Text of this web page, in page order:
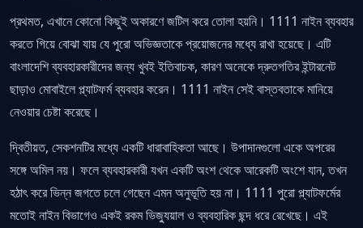
প্রথমত, এখানে কোনো কিছুই অকারণে জটিল করে তোলা হয়নি। 1111 নাইন ব্যবহার
করতে গিয়ে বোঝা যায় যে পুরো অভিজ্ঞতাকে প্রয়োজনের মধ্যে রাখা হয়েছে। এটি
বাংলাদেশি ব্যবহারকারীদের জন্য খুবই ইতিবাচক, কারণ অনেকে দ্রুতগতির ইন্টারনেট
ছাড়াও মোবাইলে প্ল্যাটফর্ম ব্যবহার করেন। 1111 নাইন সেই বাস্তবতাকে মানিয়ে
নেওয়ার চেষ্টা করেছে।
দ্বিতীয়ত, সেকশনটির মধ্যে একটি ধারাবাহিকতা আছে। উপাদানগুলো একে অপরের
সঙ্গে অমিল নয়। ফলে ব্যবহারকারী যখন একটি অংশ থেকে আরেকটি অংশে যান, তখন
হঠাৎ করে ভিন্ন জগতে চলে গেছেন এমন অনুভূতি হয় না। 1111 পুরো প্ল্যাটফর্মের
মতোই নাইন বিভাগেও একই রকম ভিজ্যুয়াল ও ব্যবহারিক ছন্দ ধরে রেখেছে। এই